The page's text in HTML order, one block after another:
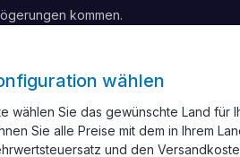
kommen.
INSTALLATIONSMATERIAL
wählen
wählen Sie das gewünschte Land für
Sie alle Preise mit dem in Ihrem
und den